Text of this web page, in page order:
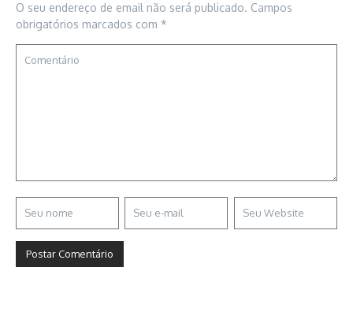
O seu endereço de email não será publicado. Campos
obrigatórios marcados com *